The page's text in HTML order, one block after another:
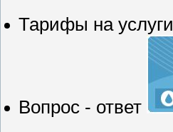
Тарифы на услуги
Вопрос - ответ